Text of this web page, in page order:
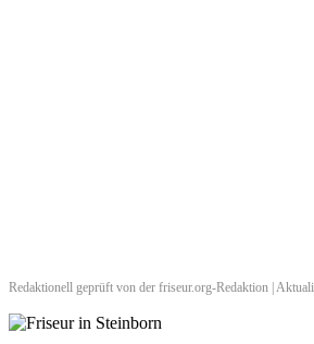
Redaktionell geprüft von der friseur.org-Redaktion |